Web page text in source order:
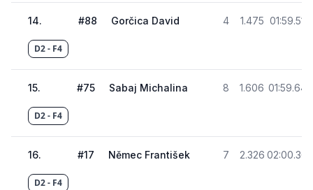
14. #88 Gorčica David 4 1.475 01:59.516
D2 - F4
15. #75 Sabaj Michalina 8 1.606 01:59.647
D2 - F4
16. #17 Němec František 7 2.326 02:00.367
D2 - F4